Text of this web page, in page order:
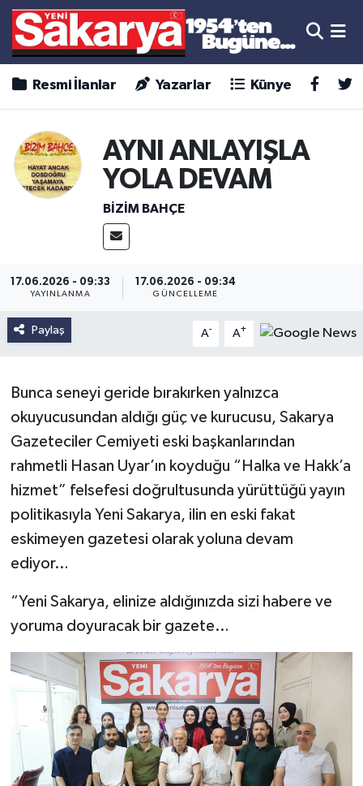
Resmi İlanlar Yazarlar Künye
AYNI ANLAYIŞLA
YOLA DEVAM
BİZİM BAHÇE
17.06.2026 - 09:33
YAYINLANMA
17.06.2026 - 09:34
GÜNCELLEME
Paylaş A- A+
Bunca seneyi geride bırakırken yalnızca
okuyucusundan aldığı güç ve kurucusu, Sakarya
Gazeteciler Cemiyeti eski başkanlarından
rahmetli Hasan Uyar’ın koyduğu “Halka ve Hakk’a
hizmet” felsefesi doğrultusunda yürüttüğü yayın
politikasıyla Yeni Sakarya, ilin en eski fakat
eskimeyen gazetesi olarak yoluna devam
ediyor…
“Yeni Sakarya, elinize aldığınızda sizi habere ve
yoruma doyuracak bir gazete…